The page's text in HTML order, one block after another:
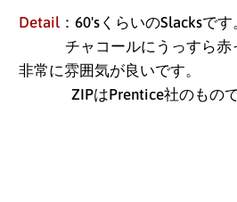
Detail ：60'sくらいのSlacksです
チャコールにうっすら赤
非常に雰囲気が良いです。
ZIPはPrentice社のもので
アイスランド (ISK kr)